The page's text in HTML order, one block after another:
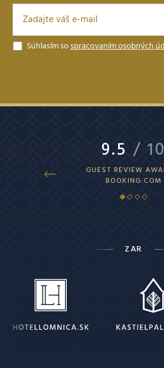
Súhlasím sospracovaním osobných
9.5 / 10
GUEST REVIEW
BOOKING.COM
ZAR